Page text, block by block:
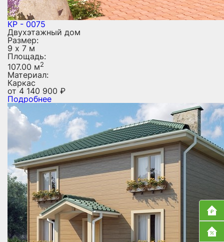
КР - 0075
Двухэтажный дом
Размер:
9 х 7 м
Площадь:
107.00 м2
Материал:
Каркас
от4 140 900 ₽
Подробнее